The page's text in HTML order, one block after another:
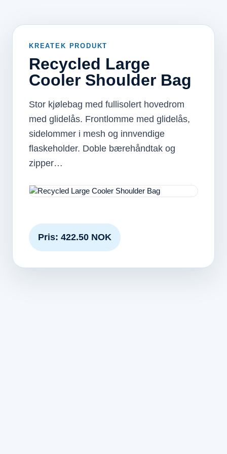
KREATEK PRODUKT
Recycled Large
Cooler Shoulder Bag
Stor kjølebag med fullisolert hovedrom
med glidelås. Frontlomme med glidelås,
sidelommer i mesh og innvendige
flaskeholder. Doble bærehåndtak og
zipper…
Pris: 422.50 NOK